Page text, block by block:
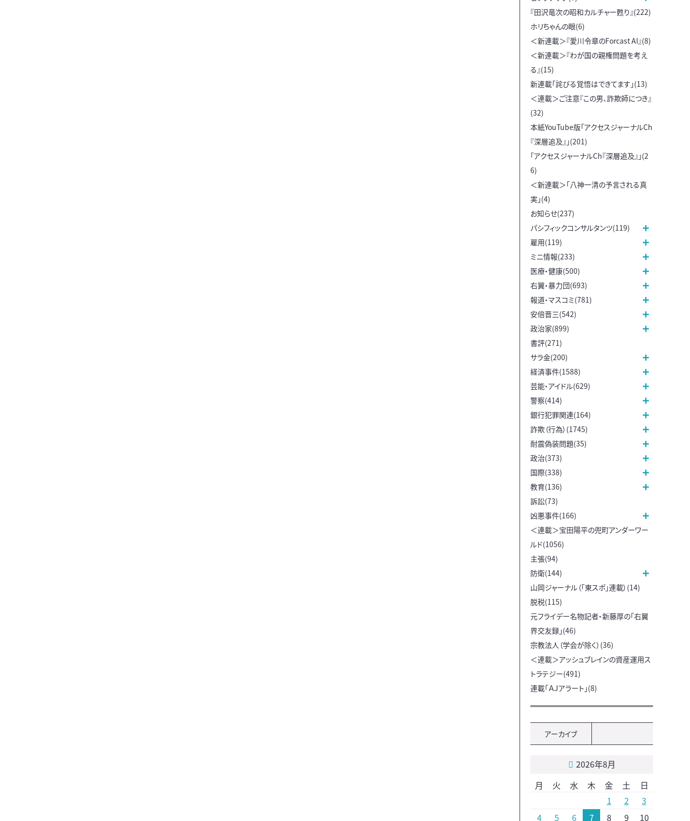
『田沢竜次の昭和カルチャー甦り』(222)
ホリちゃんの眼(6)
＜新連載＞『愛川令章のForcast AI』(8)
＜新連載＞『わが国の親権問題を考え
る』(15)
新連載「詫びる覚悟はできてます」(13)
＜連載＞ご注意『この男、詐欺師につき』
(32)
本紙YouTube版「アクセスジャーナルCh
『深層追及』」(201)
「アクセスジャーナルCh『深層追及』」(2
6)
＜新連載＞「八神一清の予言される真
実」(4)
お知らせ(237)
パシフィックコンサルタンツ(119)
雇用(119)
ミニ情報(233)
医療・健康(500)
右翼・暴力団(693)
報道・マスコミ(781)
安倍晋三(542)
政治家(899)
書評(271)
サラ金(200)
経済事件(1588)
芸能・アイドル(629)
警察(414)
銀行犯罪関連(164)
詐欺（行為）(1745)
耐震偽装問題(35)
政治(373)
国際(338)
教育(136)
訴訟(73)
凶悪事件(166)
＜連載＞宝田陽平の兜町アンダーワー
ルド(1056)
主張(94)
防衛(144)
山岡ジャーナル（「東スポ」連載）(14)
脱税(115)
元フライデー名物記者・新藤厚の「右翼
界交友録」(46)
宗教法人（学会が除く）(36)
＜連載＞アッシュブレインの資産運用ス
トラテジー(491)
連載「ＡＪアラート」(8)
アーカイブ
2026年8月
月
火 水 木 金 土
日
1
2
3
4
5 6 7 8 9 10